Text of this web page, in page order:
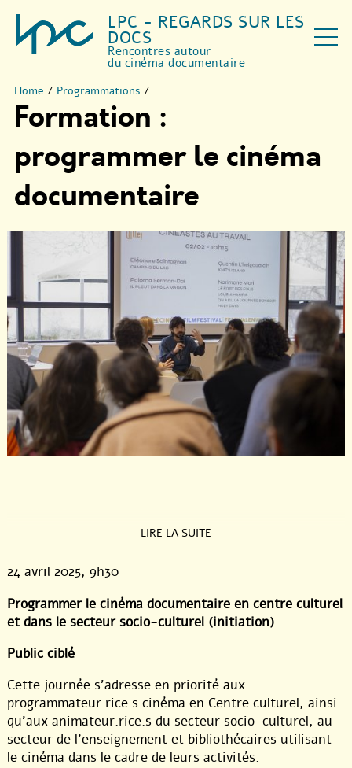
LPC - REGARDS SUR LES
DOCS
Rencontres autour
du cinéma documentaire
Home / Programmations /
Formation :
programmer le cinéma
documentaire
LIRE LA SUITE
24 avril 2025, 9h30
Programmer le cinéma documentaire en centre culturel
et dans le secteur socio-culturel (initiation)
Public ciblé
Cette journée s’adresse en priorité aux
programmateur.rice.s cinéma en Centre culturel, ainsi
qu’aux animateur.rice.s du secteur socio-culturel, au
secteur de l’enseignement et bibliothécaires utilisant
le cinéma dans le cadre de leurs activités.